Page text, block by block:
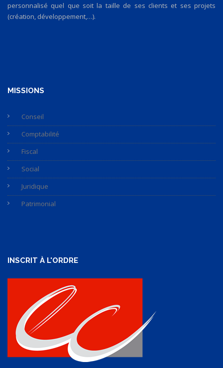
personnalisé quel que soit la taille de ses clients et ses projets
(création, développement,…).
MISSIONS
Conseil
Comptabilité
Fiscal
Social
Juridique
Patrimonial
INSCRIT À L'ORDRE